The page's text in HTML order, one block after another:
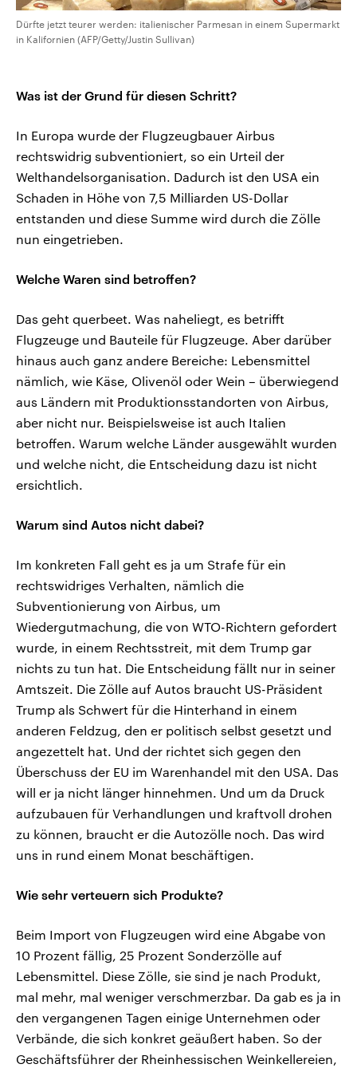
Dürfte jetzt teurer werden: italienischer Parmesan in einem Supermarkt
in Kalifornien (AFP/Getty/Justin Sullivan)
Was ist der Grund für diesen Schritt?
In Europa wurde der Flugzeugbauer Airbus
rechtswidrig subventioniert, so ein Urteil der
Welthandelsorganisation. Dadurch ist den USA ein
Schaden in Höhe von 7,5 Milliarden US-Dollar
entstanden und diese Summe wird durch die Zölle
nun eingetrieben.
Welche Waren sind betroffen?
Das geht querbeet. Was naheliegt, es betrifft
Flugzeuge und Bauteile für Flugzeuge. Aber darüber
hinaus auch ganz andere Bereiche: Lebensmittel
nämlich, wie Käse, Olivenöl oder Wein – überwiegend
aus Ländern mit Produktionsstandorten von Airbus,
aber nicht nur. Beispielsweise ist auch Italien
betroffen. Warum welche Länder ausgewählt wurden
und welche nicht, die Entscheidung dazu ist nicht
ersichtlich.
Warum sind Autos nicht dabei?
Im konkreten Fall geht es ja um Strafe für ein
rechtswidriges Verhalten, nämlich die
Subventionierung von Airbus, um
Wiedergutmachung, die von WTO-Richtern gefordert
wurde, in einem Rechtsstreit, mit dem Trump gar
nichts zu tun hat. Die Entscheidung fällt nur in seiner
Amtszeit. Die Zölle auf Autos braucht US-Präsident
Trump als Schwert für die Hinterhand in einem
anderen Feldzug, den er politisch selbst gesetzt und
angezettelt hat. Und der richtet sich gegen den
Überschuss der EU im Warenhandel mit den USA. Das
will er ja nicht länger hinnehmen. Und um da Druck
aufzubauen für Verhandlungen und kraftvoll drohen
zu können, braucht er die Autozölle noch. Das wird
uns in rund einem Monat beschäftigen.
Wie sehr verteuern sich Produkte?
Beim Import von Flugzeugen wird eine Abgabe von
10 Prozent fällig, 25 Prozent Sonderzölle auf
Lebensmittel. Diese Zölle, sie sind je nach Produkt,
mal mehr, mal weniger verschmerzbar. Da gab es ja in
den vergangenen Tagen einige Unternehmen oder
Verbände, die sich konkret geäußert haben. So der
Geschäftsführer der Rheinhessischen Weinkellereien,